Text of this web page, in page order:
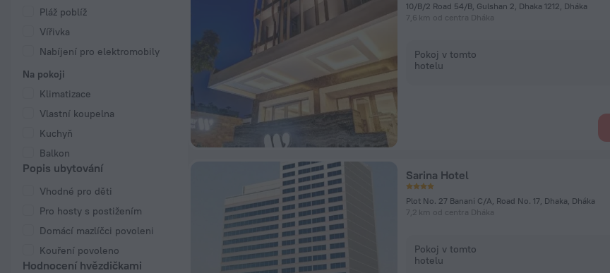
Pláž poblíž
Vířivka
Nabíjení pro elektromobily
Na pokoji
Klimatizace
Vlastní koupelna
Kuchyň
Balkon
Popis ubytování
Vhodné pro děti
Pro hosty s postižením
Domácí mazlíčci povoleni
Kouření povoleno
Hodnocení hvězdičkami
10/B/2 Road 54/B, Gulshan 2, Dhaka 1212, Dháka
7,6 km od centra Dháka
Pokoj v tomto
hotelu
Sarina Hotel
Plot No. 27 Banani C/A, Road No. 17, Dhaka, Dháka
7,2 km od centra Dháka
Pokoj v tomto
hotelu